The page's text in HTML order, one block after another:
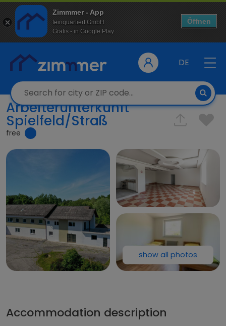
Zimmmer - App
feinquartiert GmbH
Gratis - in Google Play
Öffnen
DE
Arbeiterunterkunft
Spielfeld/Straß
free
show all photos
Accommodation description